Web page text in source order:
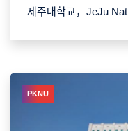
제주대학교，JeJu
PKNU